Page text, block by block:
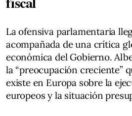
La ofensiva parlamentaria
acompañada de una crítica
económica del Gobierno.
la “preocupación creciente”
existe en Europa sobre la
europeos y la situación